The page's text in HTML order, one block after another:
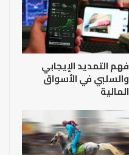
فهم التمديد الإيجابي
والسلبي في الأسواق
المالية